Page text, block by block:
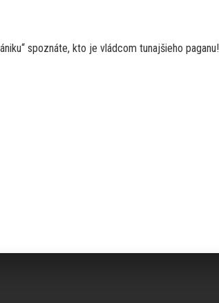
spoznáte, kto je vládcom tunajšieho paganu!